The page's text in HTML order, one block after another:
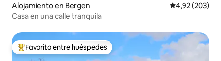
Alojamiento en Bergen Calificación
4,92 (203)
Casa en una calle tranquila
Favorito entre los huéspedes más destacados
Favorito entre huéspedes